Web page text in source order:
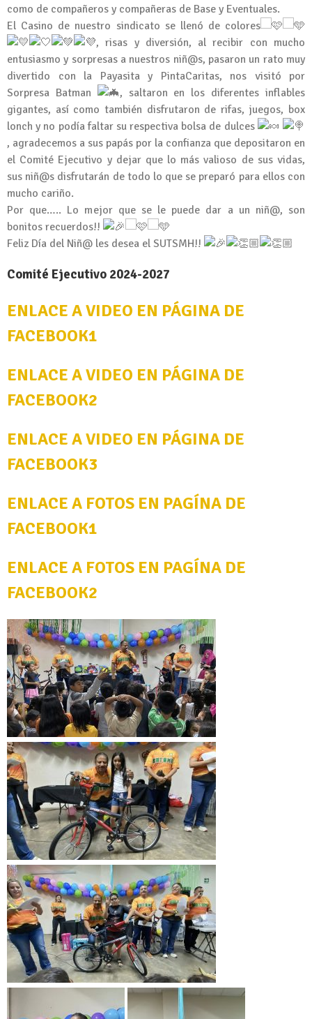
como de compañeros y compañeras de Base y Eventuales.
El Casino de nuestro sindicato se llenó de colores
, risas y diversión, al recibir con mucho
entusiasmo y sorpresas a nuestros niñ@s, pasaron un rato muy
divertido con la Payasita y PintaCaritas, nos visitó por
Sorpresa Batman
, saltaron en los diferentes inflables
gigantes, así como también disfrutaron de rifas, juegos, box
lonch y no podía faltar su respectiva bolsa de dulces
, agradecemos a sus papás por la confianza que depositaron en
el Comité Ejecutivo y dejar que lo más valioso de sus vidas,
sus niñ@s disfrutarán de todo lo que se preparó para ellos con
mucho cariño.
Por que….. Lo mejor que se le puede dar a un niñ@, son
bonitos recuerdos!!
Feliz Día del Niñ@ les desea el SUTSMH!!
Comité Ejecutivo 2024-2027
ENLACE A VIDEO EN PÁGINA DE
FACEBOOK1
ENLACE A VIDEO EN PÁGINA DE
FACEBOOK2
ENLACE A VIDEO EN PÁGINA DE
FACEBOOK3
ENLACE A FOTOS EN PAGÍNA DE
FACEBOOK1
ENLACE A FOTOS EN PAGÍNA DE
FACEBOOK2